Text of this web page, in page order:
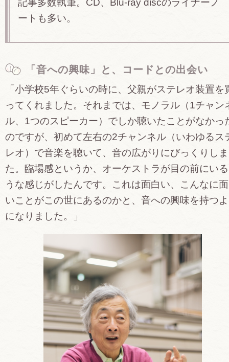
記事多数執筆。CD、Blu-ray discのライナーノ
ートも多い。
「音への興味」と、コードとの出会い
「小学校5年ぐらいの時に、父親がステレオ装置を
ってくれました。それまでは、モノラル（1チャン
ル、1つのスピーカー）でしか聴いたことがなかっ
のですが、初めて左右の2チャンネル（いわゆるス
レオ）で音楽を聴いて、音の広がりにびっくりし
た。臨場感というか、オーケストラが目の前にい
うな感じがしたんです。これは面白い、こんなに
いことがこの世にあるのかと、音への興味を持つ
になりました。」